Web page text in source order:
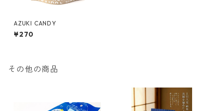
AZUKI CANDY
¥270
その他の商品